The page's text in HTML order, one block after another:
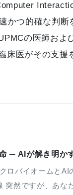
かつ的確な判
の医師およ
床医がその支援
─ AIが解き明か
ロバイオームとAI
突然ですが、あな